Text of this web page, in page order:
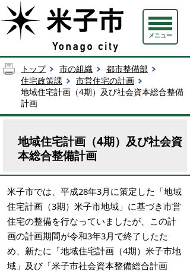
メニュー
トップ 市の組織
都市整備部
住宅政策課
市営住宅の計画
地域住宅計画（4期）及び社会資本総合整備
計画
地域住宅計画（4期）及び社会資
本総合整備計画
米子市では、平成28年3月に策定した「地域
住宅計画（3期）米子市地域」に基づき市営
住宅の整備を行なっていましたが、この計
画の計画期間が令和3年3月で終了したた
め、新たに「地域住宅計画（4期）米子市地
域」及び「米子市社会資本整備総合計画